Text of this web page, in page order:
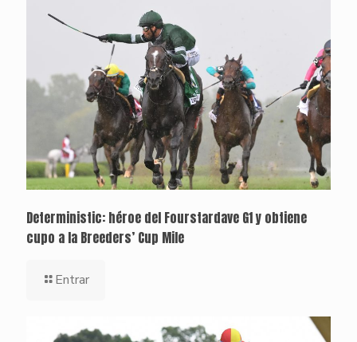
Deterministic: héroe del Fourstardave G1 y obtiene
cupo a la Breeders’ Cup Mile
Entrar